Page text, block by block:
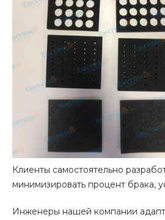
Клиенты самостоятельно
минимизировать процент брака,
Инженеры нашей компании